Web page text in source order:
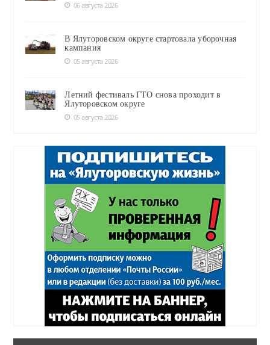
06 августа 2026
В Ялуторовском округе стартовала уборочная
кампания
05 августа 2026
Летний фестиваль ГТО снова проходит в
Ялуторовском округе
05 августа 2026